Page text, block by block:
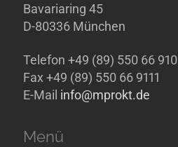
Bavariaring 45
D-80336 München
Telefon +49 (89) 550 66 910
Fax +49 (89) 550 66 9111
E-Mail info@mprokt.de
Menü